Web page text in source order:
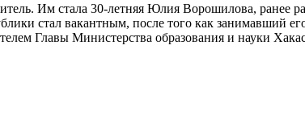
Им стала 30-летняя Юлия Ворошилова, ранее
стал вакантным, после того как занимавший
Главы Министерства образования и науки